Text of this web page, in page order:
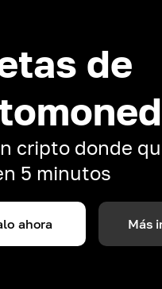
de
cripto donde
5 minutos
ahora Más